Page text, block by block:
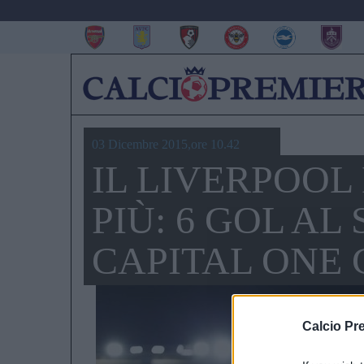
Calcio
03 Dicembre 2015,ore 10.42
IL
PIÙ: 6 GOL AL
CAPITAL ONE